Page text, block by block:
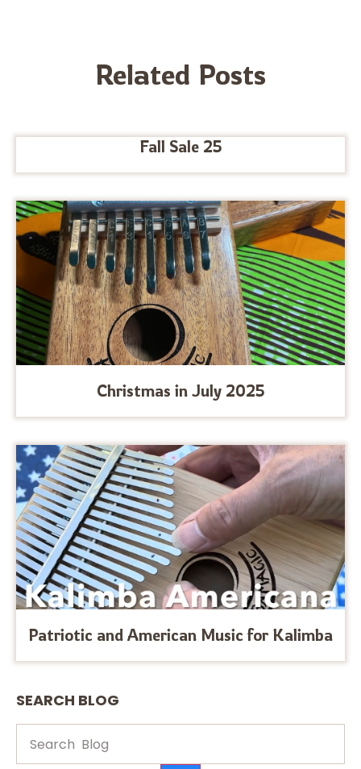
Related Posts
Fall Sale 25
Christmas in July 2025
Patriotic and American Music for Kalimba
SEARCH BLOG